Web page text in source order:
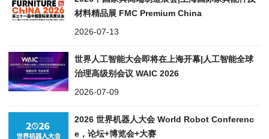
材料精品展 FMC Premium China
2026-07-13
世界人工智能大会即将在上海开幕|人工智能全球
治理高级别会议 WAIC 2026
2026-07-09
2026 世界机器人大会 World Robot Conferenc
e，论坛+博览会+大赛